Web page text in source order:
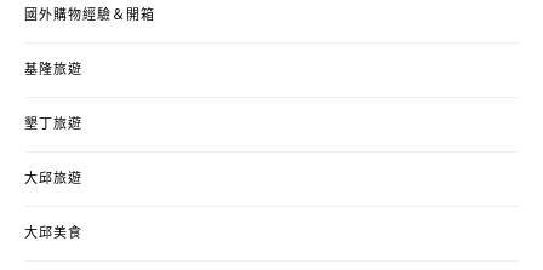
國外購物經驗＆開箱
基隆旅遊
墾丁旅遊
大邱旅遊
大邱美食